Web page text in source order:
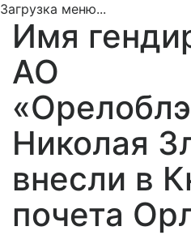
Загрузка меню...
Имя
АО
Николая
внесли в
почета